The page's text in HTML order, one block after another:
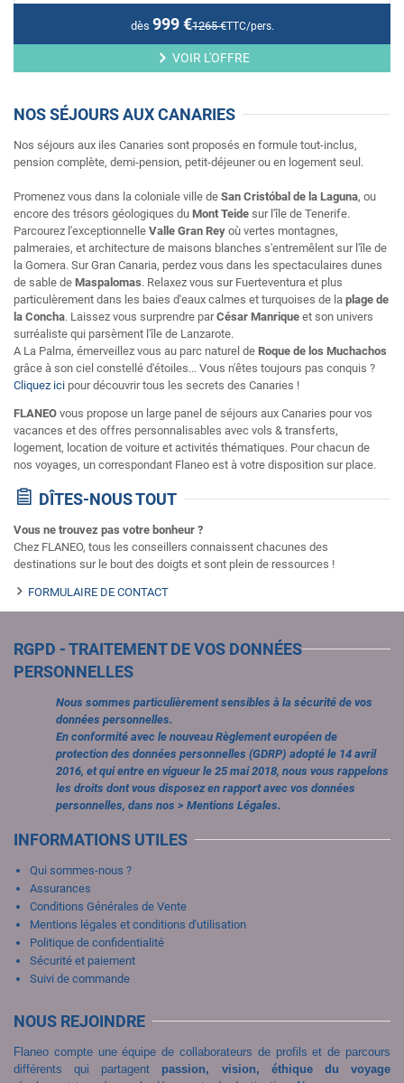
dès 999€1265€TTC/pers.
VOIR L'OFFRE
NOS SÉJOURS AUX CANARIES
Nos séjours aux iles Canaries sont proposés en formule tout-inclus,
pension complète, demi-pension, petit-déjeuner ou en logement seul.
Promenez vous dans la coloniale ville de San Cristóbal de la Laguna, ou
encore des trésors géologiques du Mont Teide sur l'île de Tenerife.
Parcourez l'exceptionnelle Valle Gran Rey où vertes montagnes,
palmeraies, et architecture de maisons blanches s'entremêlent sur l'île de
la Gomera. Sur Gran Canaria, perdez vous dans les spectaculaires dunes
de sable de Maspalomas. Relaxez vous sur Fuerteventura et plus
particulèrement dans les baies d'eaux calmes et turquoises de la plage de
la Concha. Laissez vous surprendre parCésar Manrique et son univers
surréaliste qui parsèment l'île de Lanzarote.
A La Palma, émerveillez vous au parc naturel de Roque de los Muchachos
grâce à son ciel constellé d'étoiles... Vous n'êtes toujours pas conquis ?
Cliquez ici pour découvrir tous les secrets des Canaries !
FLANEO vous propose un large panel de séjours aux Canaries pour vos
vacances et des offres personnalisables avec vols & transferts,
logement, location de voiture et activités thématiques. Pour chacun de
nos voyages, un correspondant Flaneo est à votre disposition sur place.
DÎTES-NOUS TOUT
Vous ne trouvez pas votre bonheur ?
Chez FLANEO, tous les conseillers connaissent chacunes des
destinations sur le bout des doigts et sont plein de ressources !
FORMULAIRE DE CONTACT
RGPD - TRAITEMENT DE VOS DONNÉES
PERSONNELLES
Nous sommes particulièrement sensibles à la sécurité de vos
données personnelles.
En conformité avec le nouveau Règlement européen de
protection des données personnelles (GDRP) adopté le 14 avril
2016, et qui entre en vigueur le 25 mai 2018, nous vous rappelons
les droits dont vous disposez en rapport avec vos données
personnelles, dans nos >Mentions Légales.
INFORMATIONS UTILES
Qui sommes-nous ?
Assurances
Conditions Générales de Vente
Mentions légales et conditions d'utilisation
Politique de confidentialité
Sécurité et paiement
Suivi de commande
NOUS REJOINDRE
Flaneo compte une équipe de collaborateurs de profils et de parcours
différents qui partagent passion, vision, éthique du voyage